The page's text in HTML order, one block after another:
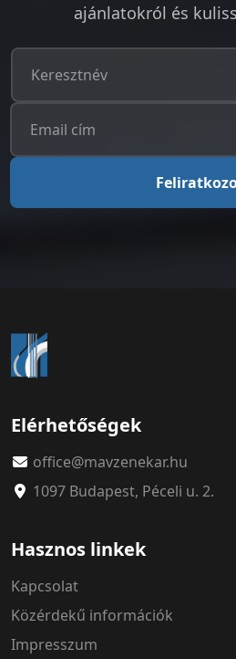
ajánlatokról és
Elérhetőségek
office@mavzenekar.hu
1097 Budapest, Péceli u. 2.
Hasznos linkek
Kapcsolat
Közérdekű információk
Impresszum